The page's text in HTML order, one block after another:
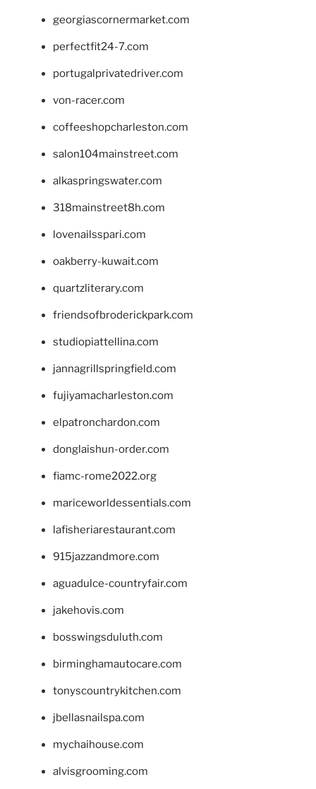
georgiascornermarket.com
perfectfit24-7.com
portugalprivatedriver.com
von-racer.com
coffeeshopcharleston.com
salon104mainstreet.com
alkaspringswater.com
318mainstreet8h.com
lovenailsspari.com
oakberry-kuwait.com
quartzliterary.com
friendsofbroderickpark.com
studiopiattellina.com
jannagrillspringfield.com
fujiyamacharleston.com
elpatronchardon.com
donglaishun-order.com
fiamc-rome2022.org
mariceworldessentials.com
lafisheriarestaurant.com
915jazzandmore.com
aguadulce-countryfair.com
jakehovis.com
bosswingsduluth.com
birminghamautocare.com
tonyscountrykitchen.com
jbellasnailspa.com
mychaihouse.com
alvisgrooming.com